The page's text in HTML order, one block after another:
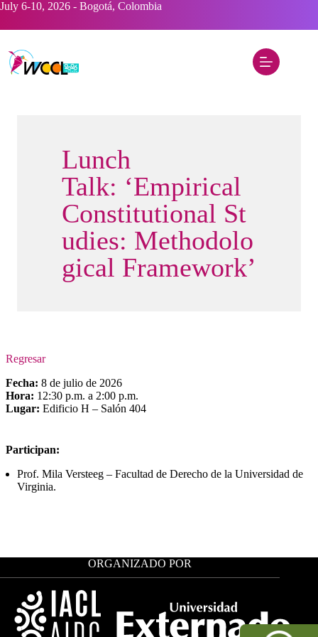
Saltar
contenido
July 6-10, 2026 - Bogotá, Colombia
Lunch
Talk: ‘Empirical
Constitutional St
udies: Methodolo
gical Framework’
Regresar
Fecha: 8 de julio de 2026
Hora: 12:30 p.m. a 2:00 p.m.
Lugar: Edificio H – Salón 404
Participan:
Prof. Mila Versteeg – Facultad de Derecho de la Universidad de
Virginia.
ORGANIZADO POR